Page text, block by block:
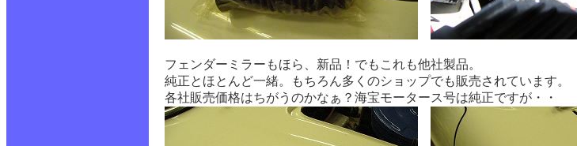
フェンダーミラーもほら、新品！でもこれも他社製品。
純正とほとんど一緒。もちろん多くのショップでも販売されています。
各社販売価格はちがうのかなぁ？海宝モータース号は純正ですが・・